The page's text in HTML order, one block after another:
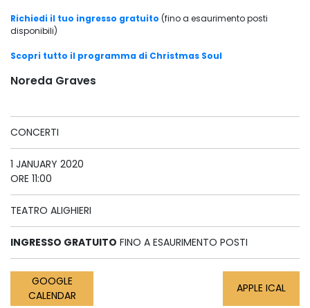
Richiedi il tuo ingresso gratuito (fino a esaurimento posti
disponibili)
Scopri tutto il programma di Christmas Soul
Noreda Graves
CONCERTI
1 JANUARY 2020
ORE 11:00
TEATRO ALIGHIERI
INGRESSO GRATUITO FINO A ESAURIMENTO POSTI
GOOGLE
CALENDAR
APPLE ICAL